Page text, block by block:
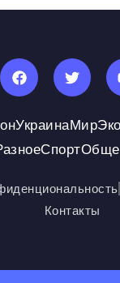
УкраинаМир
Спорт
Контакты